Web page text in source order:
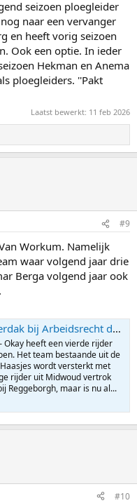
seizoen ploegleider
naar een vervanger
en heeft vorig seizoen
Ook een optie. In ieder
Hekman en Anema
ploegleiders. ''Pakt
Laatst bewerkt: 11 feb 2026
#9
Workum. Namelijk
waar volgend jaar drie
Berga volgend jaar ook
de Graaf - Okay
Okay heeft een vierde rijder
Het team bestaande uit de
wordt versterkt met
rijder uit Midwoud vertrok
Reggeborgh, maar is nu al...
#10